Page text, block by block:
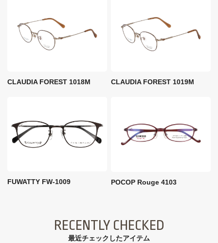
CLAUDIA FOREST 1018M CLAUDIA FOREST 1019M
FUWATTY FW-1009 POCOP Rouge 4103
RECENTLY CHECKED
最近チェックしたアイテム